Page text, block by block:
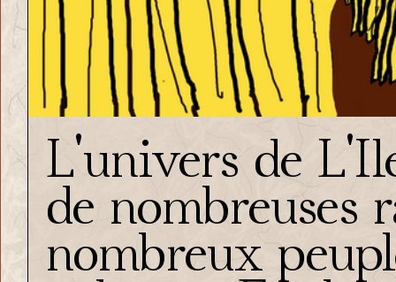
L'univers de
de nombreuses
nombreux